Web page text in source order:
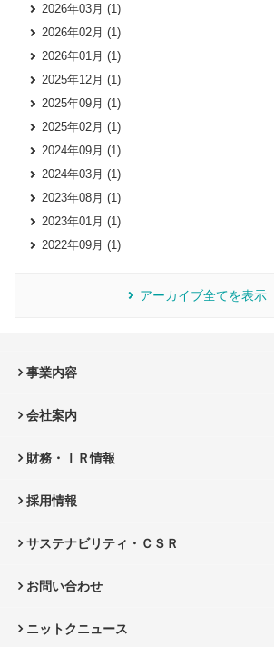
2026年03月 (1)
2026年02月 (1)
2026年01月 (1)
2025年12月 (1)
2025年09月 (1)
2025年02月 (1)
2024年09月 (1)
2024年03月 (1)
2023年08月 (1)
2023年01月 (1)
2022年09月 (1)
アーカイブ全てを表示
事業内容
会社案内
財務・ＩＲ情報
採用情報
サステナビリティ・ＣＳＲ
お問い合わせ
ニットクニュース